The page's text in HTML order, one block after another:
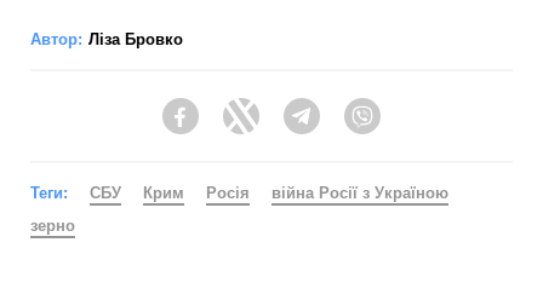
Автор: Ліза Бровко
FacebookTwitter Telegram
Теги: СБУ Крим Росія
війна Росії з Україною
зерно